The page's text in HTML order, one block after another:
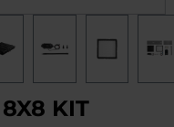
KIT